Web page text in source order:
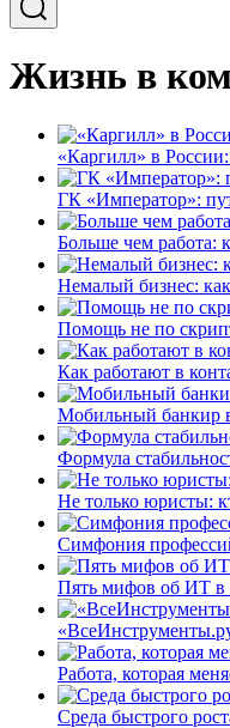
Жизнь в
«Каргилл» в
ГК «Император»:
Больше чем работа:
Немалый бизнес:
Помощь не по
Как работают в
Мобильный банкир
Формула
Не только юристы:
Симфония
Пять мифов об ИТ в
Работа, которая
Среда быстрого